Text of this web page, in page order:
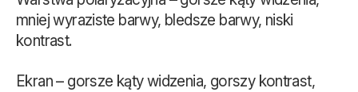
mniej wyraziste barwy, bledsze barwy, niski
kontrast.
Ekran – gorsze kąty widzenia, gorszy kontrast,